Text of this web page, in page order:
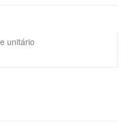
unitário